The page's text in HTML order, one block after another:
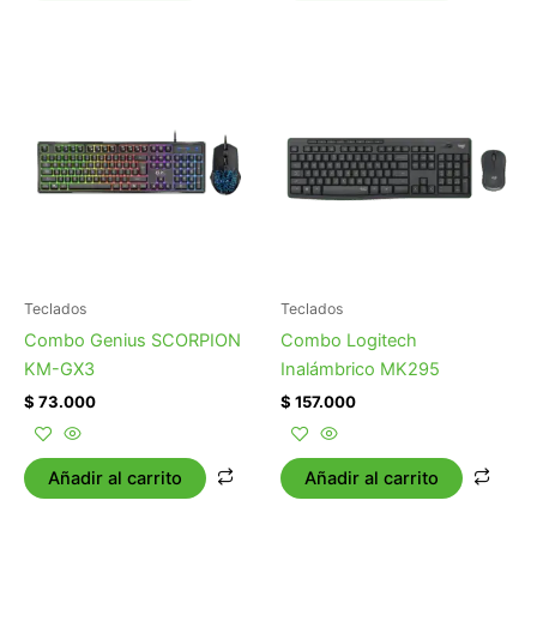
Teclados
Combo Genius SCORPION
KM-GX3
$ 73.000
Añadir al carrito
Teclados
Combo Logitech
Inalámbrico MK295
$ 157.000
Añadir al carrito